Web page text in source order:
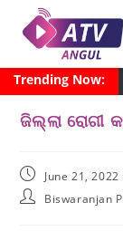
Trending Now:
ଜିଲ୍ଲା ରୋଗୀ
June 21, 2022
Biswaranjan